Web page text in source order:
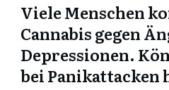
Viele Menschen
Cannabis gegen
Depressionen.
bei Panikattacken